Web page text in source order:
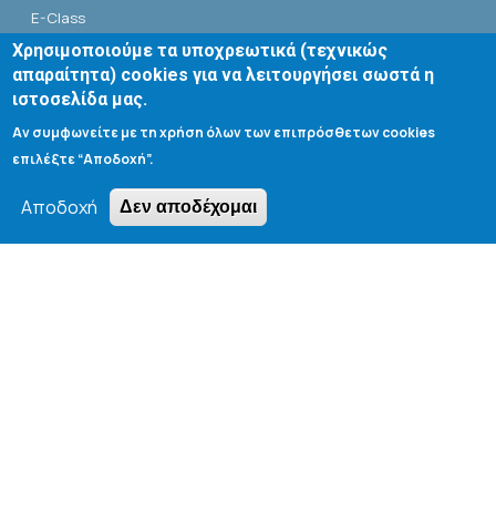
E-Class
Αίθουσες Σεμιναρίων - Πρόγραμμα
Βιβλιοθήκη Τμήματος
Search form
Χρησιμοποιούμε τα υποχρεωτικά (τεχνικώς
απαραίτητα) cookies για να λειτουργήσει σωστά η
ιστοσελίδα μας.
Αν συμφωνείτε με τη χρήση όλων των επιπρόσθετων cookies
επιλέξτε “Αποδοχή”.
Αποδοχή Δεν αποδέχομαι